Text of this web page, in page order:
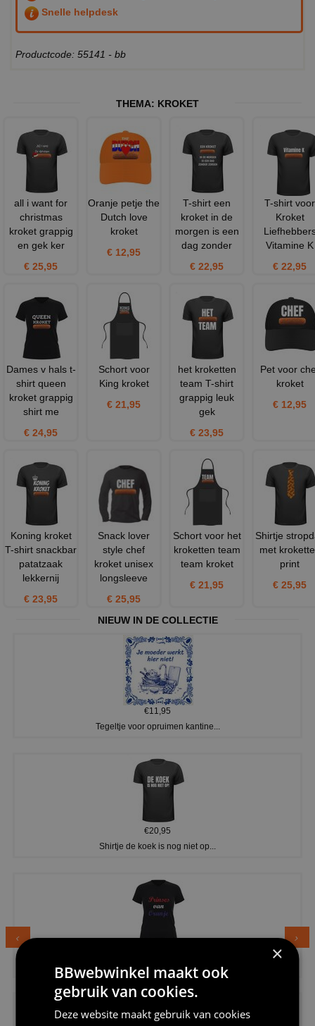
Snelle helpdesk
Productcode: 55141 - bb
THEMA: KROKET
all i want for
christmas
kroket grappig
en gek ker
€ 25,95
Oranje petje the
Dutch love
kroket
€ 12,95
T-shirt een
kroket in de
morgen is een
dag zonder
€ 22,95
T-shirt voor
Kroket
Vitamine K
€ 22,95
Dames v hals t-
shirt queen
kroket grappig
shirt me
€ 24,95
Schort voor
King kroket
€ 21,95
het kroketten
team T-shirt
grappig leuk
gek
€ 23,95
Pet voor
kroket
€ 12,95
Koning kroket
T-shirt snackbar
patatzaak
lekkernij
€ 23,95
Snack lover
style chef
kroket unisex
longsleeve
€ 25,95
Schort voor het
kroketten team
team kroket
€ 21,95
Shirtje
met
print
€ 25,95
NIEUW IN DE COLLECTIE
€11,95
Tegeltje voor opruimen kantine...
€20,95
Shirtje de koek is nog niet op...
Dames v hals t-shirt prinses v...
×
BBwebwinkel maakt ook
gebruik van cookies.
Deze website maakt gebruik van cookies